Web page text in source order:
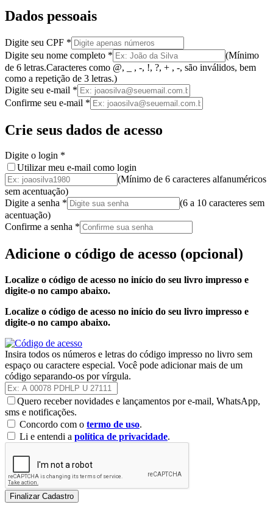
Dados pessoais
Digite seu CPF *
Digite seu nome completo * (Mínimo
de 6 letras.Caracteres como @, _ , -, !, ?, + , -, são inválidos, bem
como a repetição de 3 letras.)
Digite seu e-mail *
Confirme seu e-mail *
Crie seus dados de acesso
Digite o login *
Utilizar meu e-mail como login
(Mínimo de 6 caracteres alfanuméricos
sem acentuação)
Digite a senha * (6 a 10 caracteres sem
acentuação)
Confirme a senha *
Adicione o código de acesso (opcional)
Localize o código de acesso no início do seu livro impresso e
digite-o no campo abaixo.
Localize o código de acesso no início do seu livro impresso e
digite-o no campo abaixo.
Insira todos os números e letras do código impresso no livro sem
espaço ou caractere especial. Você pode adicionar mais de um
código separando-os por vírgula.
Quero receber novidades e lançamentos por e-mail, WhatsApp,
sms e notificações.
Concordo com o termo de uso.
Li e entendi a política de privacidade.